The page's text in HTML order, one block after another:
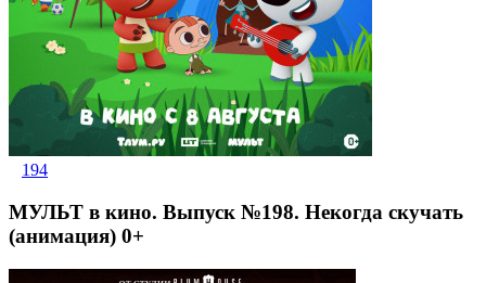
194
МУЛЬТ в кино. Выпуск №198. Некогда скучать
(анимация) 0+